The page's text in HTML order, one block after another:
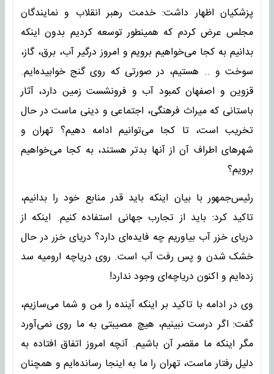
پزشکیان اظهار داشت: خدمت رهبر انقلاب و نمایندگان
مجلس عرض کردم که همینطور توسعه کردیم بدون اینکه
بدانیم به کجا می‌خواهیم برویم و امروز درگیر آب، برق، گاز،
سوخت و .. هستیم، در صورتی که روی گنج خوابیده‌ایم.
قزوین و اصفهان کمبود آب و فرونشست زمین دارد، آثار
باستانی که میراث فرهنگی، اجتماعی و دینی ماست در حال
تخریب است، تا کجا می‌توانیم ادامه دهیم؟ تهران و
شهرهای اطراف آن از آنها بدتر هستند، به کجا می‌خواهیم
برویم؟
رئیس‌جمهور با بیان اینکه باید قدر منابع خود را بدانیم،
تاکید کرد: باید از تجارب جهانی استفاده کنیم. اینکه از
دریای خزر آب بیاوریم چه فایده‌ای دارد؟ دریای خزر در حال
خشک شدن و پس رفت آب است. روی دریاچه ارومیه سد
زده‌ایم و اکنون دریاچه‌ای وجود ندارد!
وی در ادامه با تاکید بر اینکه آینده را من و شما می‌سازیم،
گفت: اگر درست نبینیم، هیچ مصیبتی به ما روی نمی‌آورد
مگر اینکه ما مقصر آن باشیم. آنچه امروز اتفاق افتاده به
دلیل رفتار ماست، تهران را ما به اینجا رسانده‌ایم و همچنان